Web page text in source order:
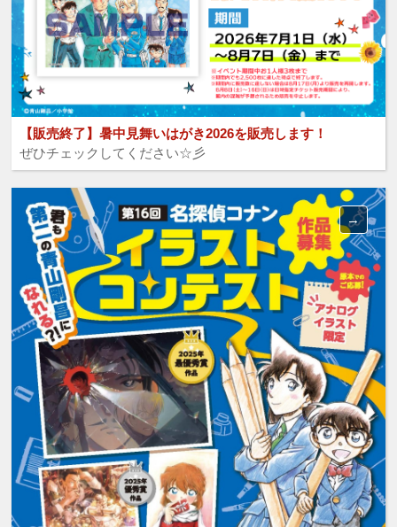
【販売終了】暑中見舞いはがき2026を販売します！
ぜひチェックしてください☆彡